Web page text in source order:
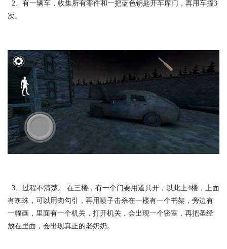
2、有一辆车，收集所有零件和一把蓝色钥匙开车库门，再用车撞3
次。
3、过程不清楚。 在三楼，有一个门要用道具开，以此上4楼，上面
有蜘蛛，可以用肉勾引，再用喷子击杀在一楼有一个书架，旁边有
一幅画，里面有一个机关，打开机关，会出现一个密室，再把圣经
放在里面，会出现真正的老奶奶。